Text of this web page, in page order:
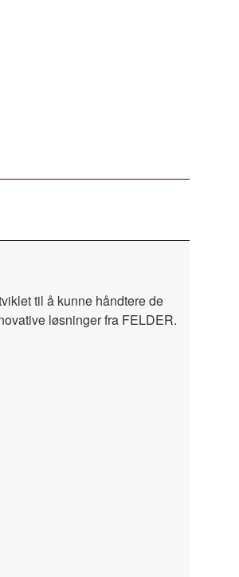
til å kunne håndtere de
løsninger fra FELDER.